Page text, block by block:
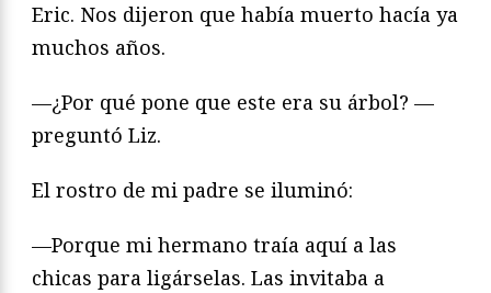
Eric. Nos dijeron que había muerto hacía ya
muchos años.
—¿Por qué pone que este era su árbol? —
preguntó Liz.
El rostro de mi padre se iluminó:
—Porque mi hermano traía aquí a las
chicas para ligárselas. Las invitaba a